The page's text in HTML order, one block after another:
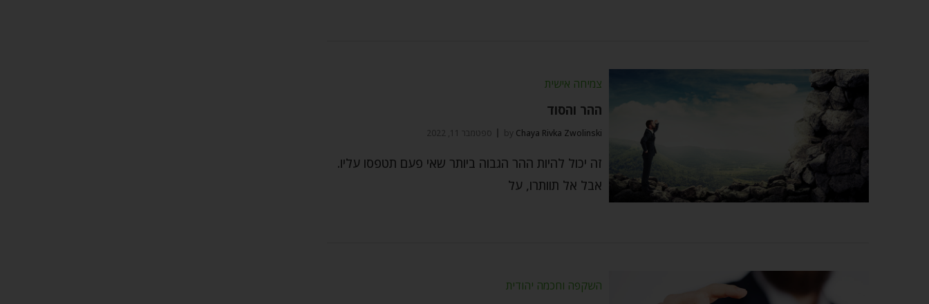
צמיחה אישית
ההר והסוד
by Chaya Rivka Zwolinski ספטמבר 11, 2022
זה יכול להיות ההר הגבוה ביותר שאי פעם תטפסו עליו.
אבל אל תוותרו, על
השקפה וחכמה יהודית